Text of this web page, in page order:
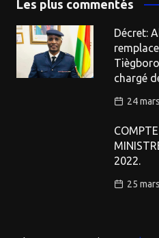
Les plus commentés
Décret:
chargé
24
2022.
25